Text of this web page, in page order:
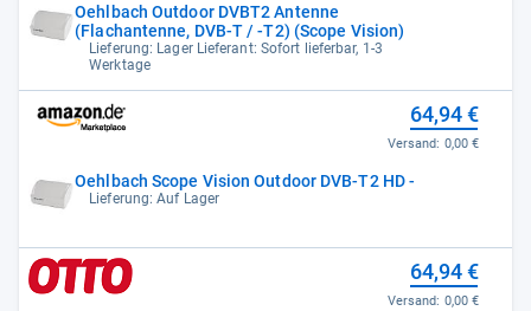
Oehlbach Outdoor DVBT2 Antenne
(Flachantenne, DVB-T / -T2) (Scope Vision)
Lieferung: Lager Lieferant: Sofort lieferbar, 1-3
Werktage
Oehlbach Scope Vision Outdoor DVB-T2 HD -
Lieferung: Auf Lager
64,94 €
Versand: 0,00 €
64,94 €
Versand: 0,00 €